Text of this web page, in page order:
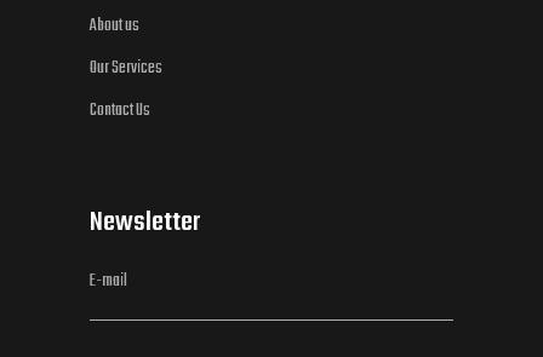
About us
Our Services
Contact Us
Newsletter